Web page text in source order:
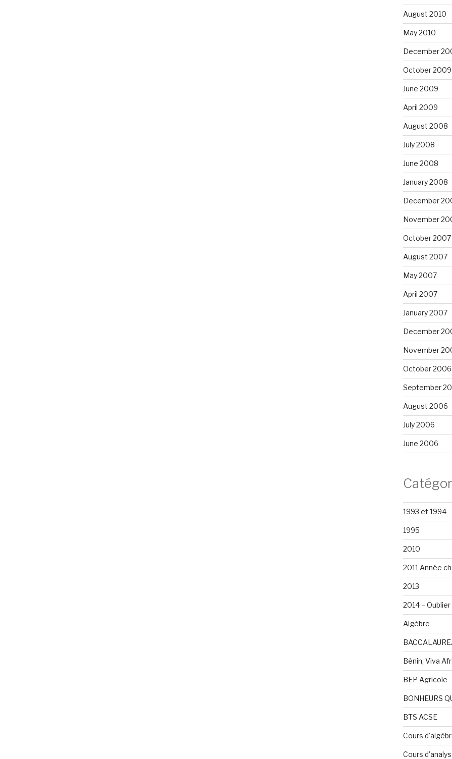
August 2010
May 2010
December
October 2009
June 2009
April 2009
August 2008
July 2008
June 2008
January 2008
December
November
October 2007
August 2007
May 2007
April 2007
January 2007
December
November
October 2006
September
August 2006
July 2006
June 2006
1993 et 1994
1995
2010
2011 Année
2013
2014 –
Algèbre
Bénin, Viva
BEP Agricole
BONHEURS
BTS ACSE
Cours
Cours